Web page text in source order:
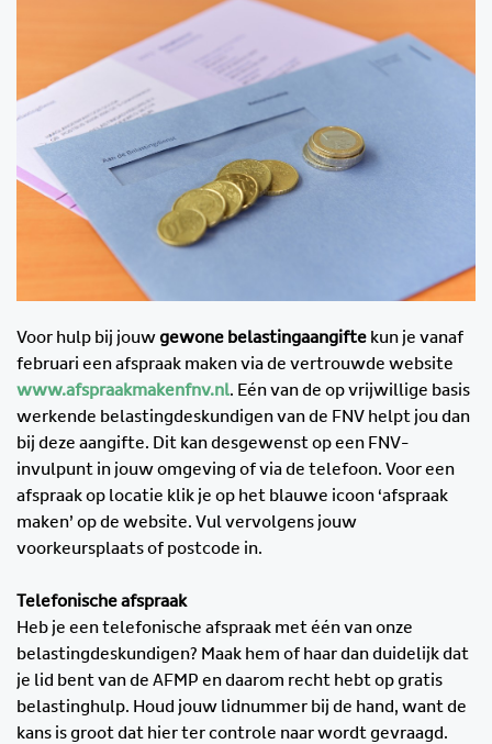
Voor hulp bij jouwgewone belastingaangifte kun je vanaf
februari een afspraak maken via de vertrouwde website
www.afspraakmakenfnv.nl. Eén van de op vrijwillige basis
werkende belastingdeskundigen van de FNV helpt jou dan
bij deze aangifte. Dit kan desgewenst op een FNV-
invulpunt in jouw omgeving of via de telefoon. Voor een
afspraak op locatie klik je op het blauwe icoon ‘afspraak
maken’ op de website. Vul vervolgens jouw
voorkeursplaats of postcode in.
Telefonische afspraak
Heb je een telefonische afspraak met één van onze
belastingdeskundigen? Maak hem of haar dan duidelijk dat
je lid bent van de AFMP en daarom recht hebt op gratis
belastinghulp. Houd jouw lidnummer bij de hand, want de
kans is groot dat hier ter controle naar wordt gevraagd.